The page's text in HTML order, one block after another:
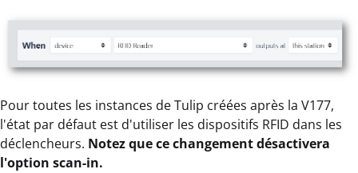
Pour toutes les instances de Tulip créées après la V177,
l'état par défaut est d'utiliser les dispositifs RFID dans les
déclencheurs. Notez que ce changement désactivera
l'option scan-in.